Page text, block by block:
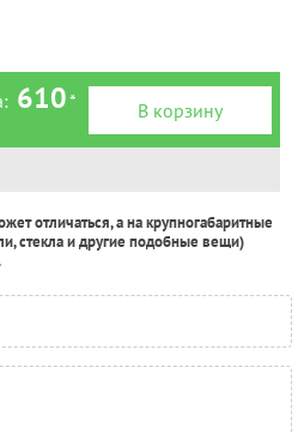
Под заказ
Под заказ
610*
В корзину
отличаться, а на крупногабаритные
стекла и другие подобные вещи)